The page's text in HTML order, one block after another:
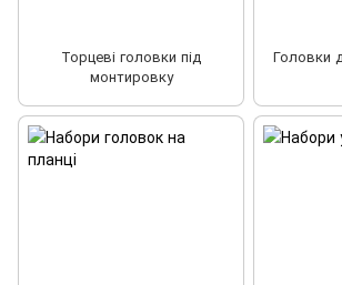
Торцеві головки під
монтировку
Головки